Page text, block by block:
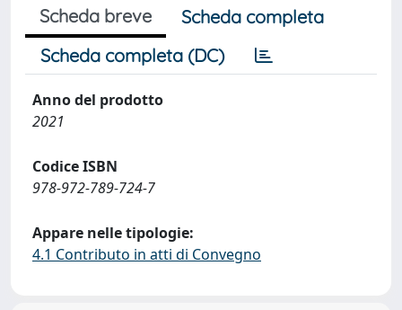
Scheda breve
Scheda completa
Scheda completa (DC)
Anno del prodotto
2021
Codice ISBN
978-972-789-724-7
Appare nelle tipologie:
4.1 Contributo in atti di Convegno